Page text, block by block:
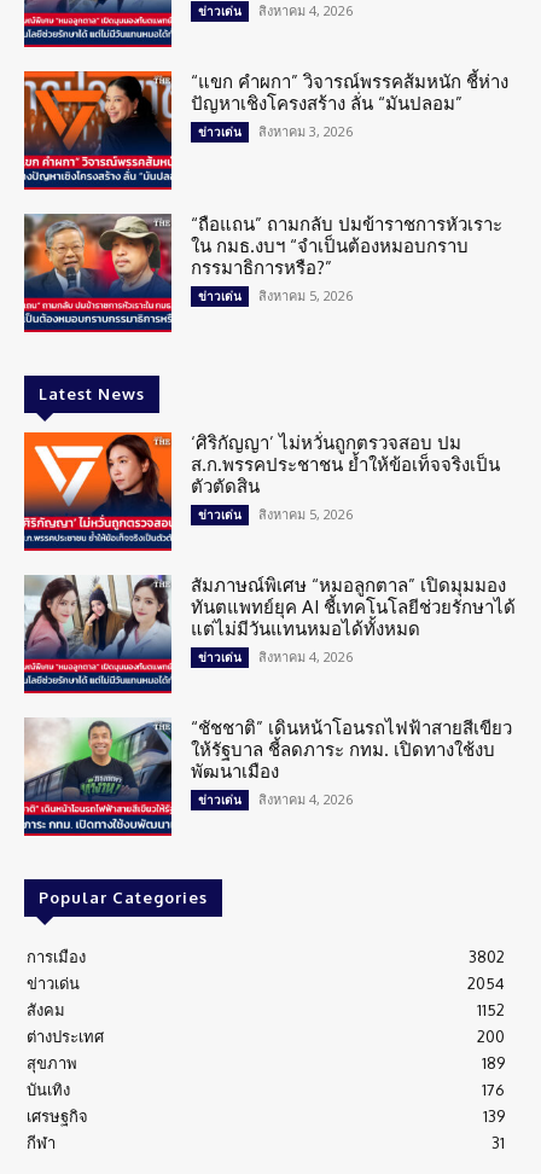
ข่าวเด่น สิงหาคม 4, 2026
“แขก คำผกา” วิจารณ์พรรคส้มหนัก ชี้ห่าง
ปัญหาเชิงโครงสร้าง ลั่น “มันปลอม”
ข่าวเด่น สิงหาคม 3, 2026
“ถือแถน” ถามกลับ ปมข้าราชการหัวเราะ
ใน กมธ.งบฯ “จำเป็นต้องหมอบกราบ
กรรมาธิการหรือ?”
ข่าวเด่น สิงหาคม 5, 2026
Latest News
‘ศิริกัญญา’ ไม่หวั่นถูกตรวจสอบ ปม
ส.ก.พรรคประชาชน ย้ำให้ข้อเท็จจริงเป็น
ตัวตัดสิน
ข่าวเด่น สิงหาคม 5, 2026
สัมภาษณ์พิเศษ “หมอลูกตาล” เปิดมุมมอง
ทันตแพทย์ยุค AI ชี้เทคโนโลยีช่วยรักษาได้
แต่ไม่มีวันแทนหมอได้ทั้งหมด
ข่าวเด่น สิงหาคม 4, 2026
“ชัชชาติ” เดินหน้าโอนรถไฟฟ้าสายสีเขียว
ให้รัฐบาล ชี้ลดภาระ กทม. เปิดทางใช้งบ
พัฒนาเมือง
ข่าวเด่น สิงหาคม 4, 2026
Popular Categories
การเมือง
3802
ข่าวเด่น
2054
สังคม
1152
ต่างประเทศ
200
สุขภาพ
189
บันเทิง
176
เศรษฐกิจ
139
กีฬา
31